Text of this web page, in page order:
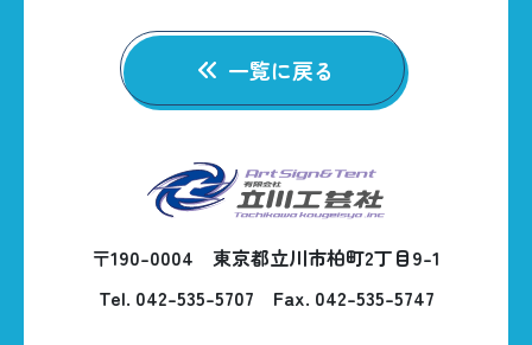
一覧に戻る
〒190-0004 東京都立川市柏町2丁目9-1
Tel. 042-535-5707 Fax. 042-535-5747